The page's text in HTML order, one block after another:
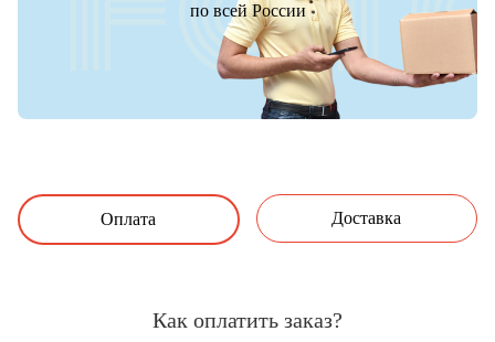
по всей России
Оплата Доставка
Как оплатить заказ?